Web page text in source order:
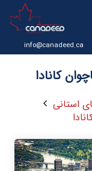
info@canadeed.ca
کانادا
استانی